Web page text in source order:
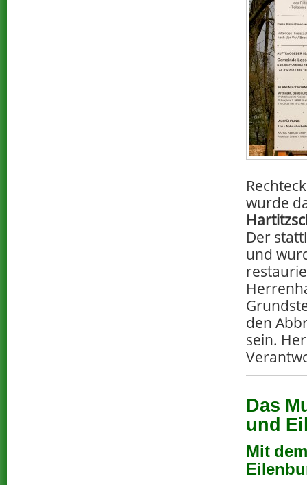
wurde
Der
und
den
sein.
Das
und
Mit